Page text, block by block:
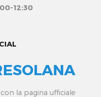
12:30
la pagina ufficiale